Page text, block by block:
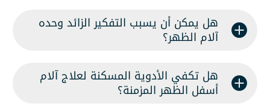
هل يمكن أن يسبب التفكير الزائد وحده
آلام الظهر؟
هل تكفي الأدوية المسكنة لعلاج آلام
أسفل الظهر المزمنة؟